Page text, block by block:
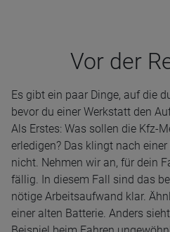
Vor der
Es gibt ein paar Dinge, auf die
bevor du einer Werkstatt den
Als Erstes: Was sollen die Kfz-
erledigen? Das klingt nach
nicht. Nehmen wir an, für dein
fällig. In diesem Fall sind das
nötige Arbeitsaufwand klar.
einer alten Batterie. Anders